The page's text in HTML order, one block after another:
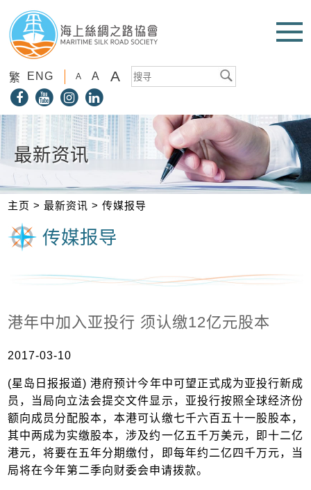
繁 ENG A A A
最新资讯
主页 >最新资讯 >传媒报导
传媒报导
港年中加入亚投行 须认缴12亿元股本
2017-03-10
(星岛日报报道) 港府预计今年中可望正式成为亚投行新成
员，当局向立法会提交文件显示，亚投行按照全球经济份
额向成员分配股本，本港可认缴七千六百五十一股股本，
其中两成为实缴股本，涉及约一亿五千万美元，即十二亿
港元，将要在五年分期缴付，即每年约二亿四千万元，当
局将在今年第二季向财委会申请拨款。